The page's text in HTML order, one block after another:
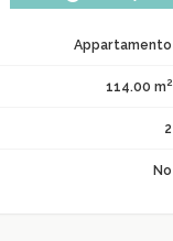
Appartamento
114.00 m2
2
No